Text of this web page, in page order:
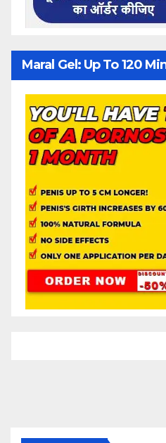
Maral Gel: Up To 120